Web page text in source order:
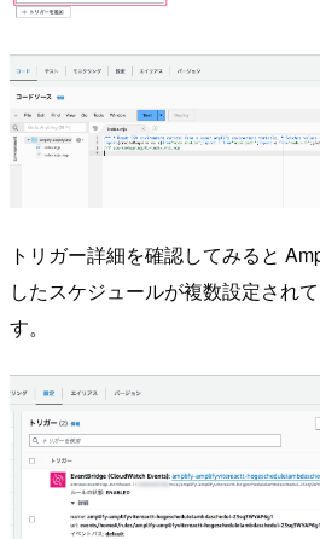
トリガー詳細を確認してみると
したスケジュールが複数設定され
す。